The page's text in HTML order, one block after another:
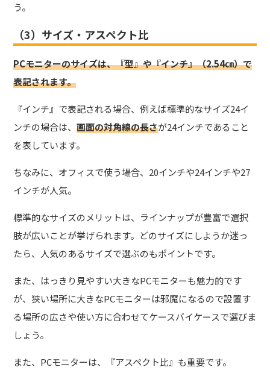
う。
（3）サイズ・アスペクト比
PCモニターのサイズは、『型』や『インチ』（2.54㎝）で
表記されます。
『インチ』で表記される場合、例えば標準的なサイズ24イ
ンチの場合は、画面の対角線の長さが24インチであること
を表しています。
ちなみに、オフィスで使う場合、20インチや24インチや27
インチが人気。
標準的なサイズのメリットは、ラインナップが豊富で選択
肢が広いことが挙げられます。どのサイズにしようか迷っ
たら、人気のあるサイズで選ぶのもポイントです。
また、はっきり見やすい大きなPCモニターも魅力的です
が、狭い場所に大きなPCモニターは邪魔になるので設置す
る場所の広さや使い方に合わせてケースバイケースで選びま
しょう。
また、PCモニターは、『アスペクト比』も重要です。